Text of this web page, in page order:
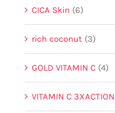
CICA Skin (6)
rich coconut (3)
GOLD VITAMIN C (4)
VITAMIN C 3XACTION